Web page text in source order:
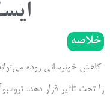
خلاصه
کاهش خونرسانی روده
را تحت تاثیر قرار دهد.